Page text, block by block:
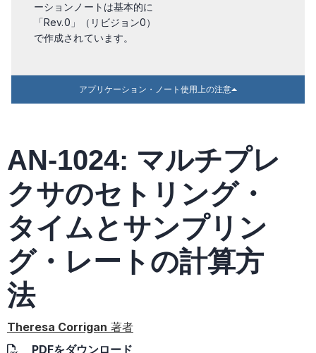
ーションノートは基本的に
「Rev.0」（リビジョン0）
で作成されています。
アプリケーション・ノート使用上の注意
AN-1024: マルチプレ
クサのセトリング・
タイムとサンプリン
グ・レートの計算方
法
Theresa Corrigan 著者
PDFをダウンロード